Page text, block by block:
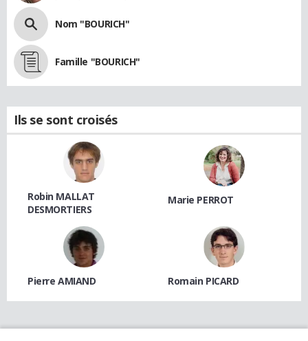
Nom "BOURICH"
Famille "BOURICH"
Ils se sont croisés
Robin MALLAT
DESMORTIERS
Marie PERROT
Pierre AMIAND Romain PICARD